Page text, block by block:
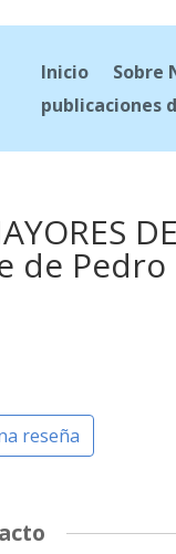
Inicio Sobre
publicaciones
de
reseña